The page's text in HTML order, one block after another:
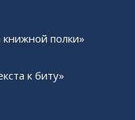
полки»
к биту»